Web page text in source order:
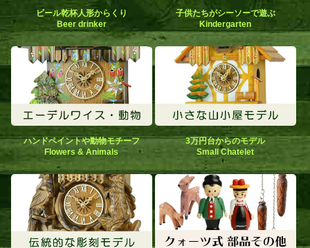
ビール乾杯人形からくり
Beer drinker
子供たちがシーソーで遊ぶ
Kindergarten
ハンドペイントや動物モチーフ
Flowers & Animals
3万円台からのモデル
Small Chatelet